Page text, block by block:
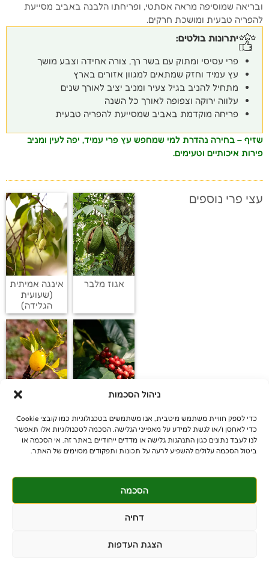
ניהול הסכמות
כדי לספק חוויית משתמש מיטבית, אנו משתמשים בטכנולוגיות כמו קובצי Cookie
כדי לאחסן ו/או לגשת למידע על מאפייני הגלישה. הסכמה לטכנולוגיות אלו תאפשר
לנו לעבד נתונים כגון התנהגות גלישה או מדדים ייחודיים באתר זה. אי הסכמה או
ביטול הסכמה עלולים להשפיע לרעה על תכונות ותפקודים מסוימים של האתר.
הסכמה
דחיה
הצגת העדפות
ובריאה שמוסיפה מראה אסתטי, ופריחתו הלבנה באביב מסייעת
להפריה טבעית ומושכת חרקים.
יתרונות בולטים:
פרי עסיסי ומתוק עם בשר רך, צורה אחידה וצבע מושך
עץ עמיד וחזק שמתאים למגוון אזורים בארץ
מתחיל להניב בגיל צעיר ומניב יציב לאורך שנים
עלווה ירוקה וצפופה לאורך כל השנה
פריחה מוקדמת באביב שמסייעת להפריה טבעית
שזיף – בחירה נהדרת למי שמחפש עץ פרי עמיד, יפה לעין ומניב
פירות איכותיים וטעימים.
עצי פרי נוספים
אגוז מלבר
אינגה אמיתית
(שעועית
הגלידה)
© כל הזכויות שמורות
קבלנים - 052-639-4106